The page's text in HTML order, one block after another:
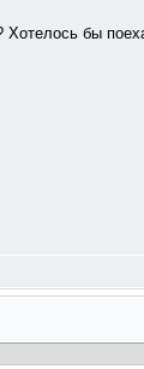
Хотелось бы